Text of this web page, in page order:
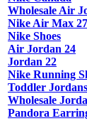
Wholesale Air
Nike Air Max
Nike Shoes
Air Jordan 24
Jordan 22
Nike Running
Toddler Jordans
Wholesale
Pandora